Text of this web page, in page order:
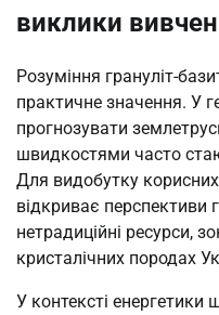
виклики
Розуміння грануліт-
практичне значення. У
прогнозувати
швидкостями часто
Для видобутку
відкриває перспективи
нетрадиційні ресурси,
кристалічних породах
У контексті